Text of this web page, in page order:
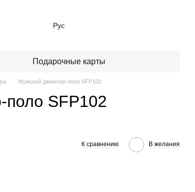
Рус
Подарочные карты
Мужской джемпер-поло SFP102
SFP102
К сравнению В желания